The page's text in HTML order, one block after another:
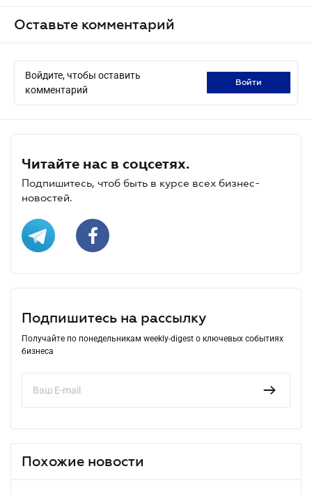
Оставьте комментарий
Войдите, чтобы оставить
комментарий
войти
Читайте нас в соцсетях.
Подпишитесь, чтоб быть в курсе всех бизнес-
новостей.
Подпишитесь на рассылку
Получайте по понедельникам weekly-digest о ключевых событиях
бизнеса
Похожие новости